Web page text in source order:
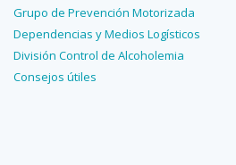
Grupo de Prevención Motorizada
Dependencias y Medios Logísticos
División Control de Alcoholemia
Consejos útiles